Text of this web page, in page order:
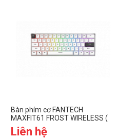
Bàn phím cơ FANTECH
MAXFIT61 FROST WIRELESS (
RED )
Liên hệ